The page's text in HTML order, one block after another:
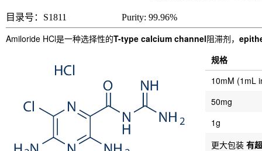
目录号：S1811 Purity: 99.96%
Amiloride HCl是一种选择性的T-type calcium channel阻滞剂，
规格
10mM (1mL
50mg
1g
更大包装 有